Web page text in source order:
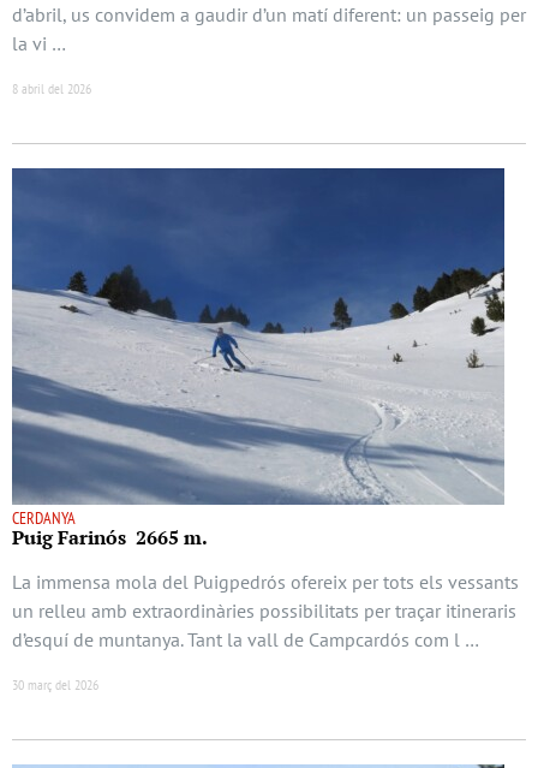
d’abril, us convidem a gaudir d’un matí diferent: un passeig per
la vi …
8 abril del 2026
CERDANYA
Puig Farinós 2665 m.
La immensa mola del Puigpedrós ofereix per tots els vessants
un relleu amb extraordinàries possibilitats per traçar itineraris
d’esquí de muntanya. Tant la vall de Campcardós com l …
30 març del 2026